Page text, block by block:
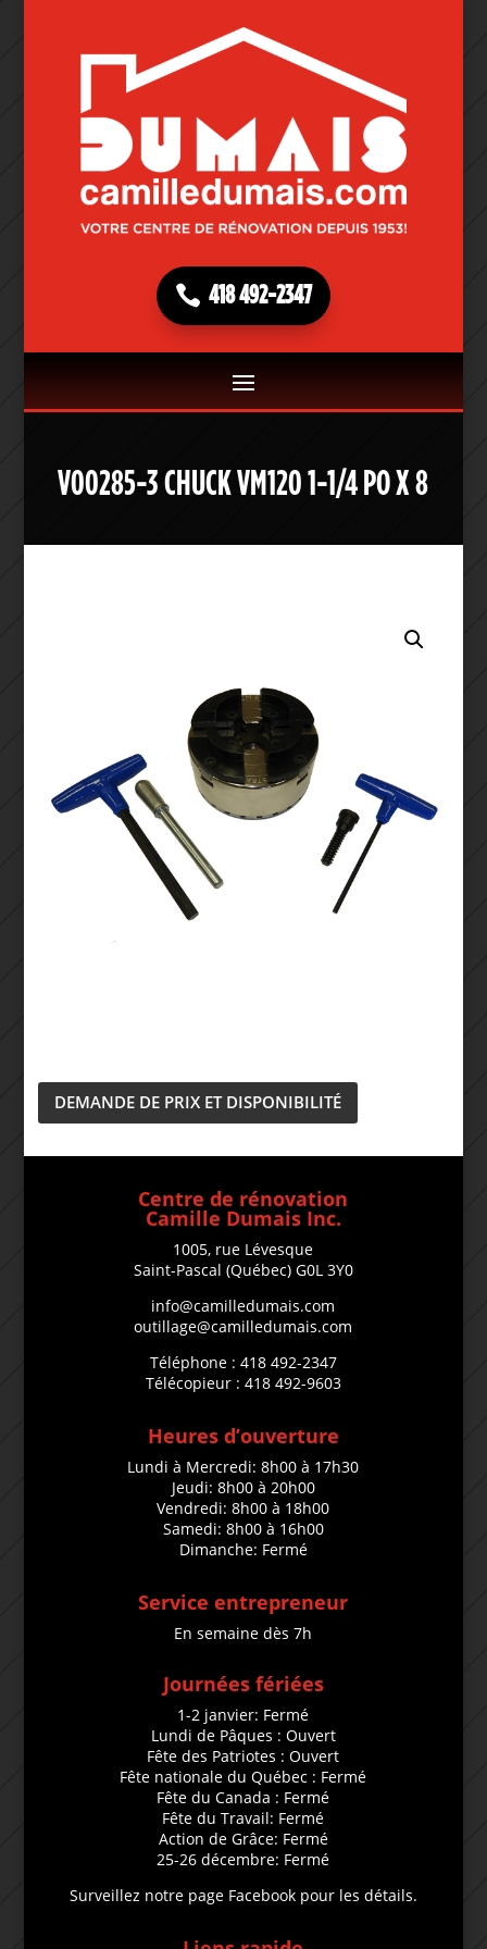
418 492-2347
V00285-3 CHUCK VM120 1-1/4 PO X 8
DEMANDE DE PRIX ET DISPONIBILITÉ
Centre de rénovation
Camille Dumais Inc.
1005, rue Lévesque
Saint-Pascal (Québec) G0L 3Y0
info@camilledumais.com
outillage@camilledumais.com
Téléphone : 418 492-2347
Télécopieur : 418 492-9603
Heures d’ouverture
Lundi à Mercredi: 8h00 à 17h30
Jeudi: 8h00 à 20h00
Vendredi: 8h00 à 18h00
Samedi: 8h00 à 16h00
Dimanche: Fermé
Service entrepreneur
En semaine dès 7h
Journées fériées
1-2 janvier: Fermé
Lundi de Pâques : Ouvert
Fête des Patriotes : Ouvert
Fête nationale du Québec : Fermé
Fête du Canada : Fermé
Fête du Travail: Fermé
Action de Grâce: Fermé
25-26 décembre: Fermé
Surveillez notre page Facebook pour les détails.